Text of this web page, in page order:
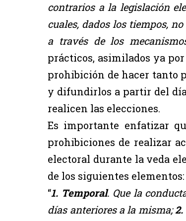
contrarios a la legislación
cuales, dados los tiempos,
a través de los
prácticos, asimilados ya
prohibición de hacer tanto
y difundirlos a partir del
realicen las elecciones.
Es importante enfatizar
prohibiciones de realizar
electoral durante la veda
de los siguientes elementos:
“1. Temporal. Que la
días anteriores a la misma;